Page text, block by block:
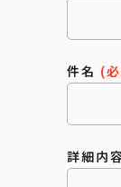
件名 (
詳細内